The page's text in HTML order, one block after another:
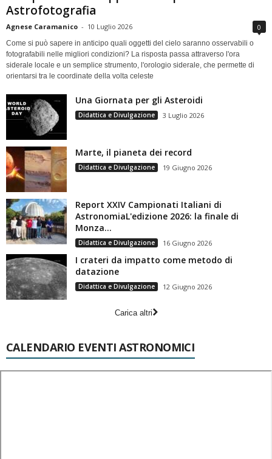
Astrofotografia
Agnese Caramanico - 10 Luglio 2026 0
Come si può sapere in anticipo quali oggetti del cielo saranno osservabili o
fotografabili nelle migliori condizioni? La risposta passa attraverso l'ora
siderale locale e un semplice strumento, l'orologio siderale, che permette di
orientarsi tra le coordinate della volta celeste
Una Giornata per gli Asteroidi
Didattica e Divulgazione 3 Luglio 2026
Marte, il pianeta dei record
Didattica e Divulgazione 19 Giugno 2026
Report XXIV Campionati Italiani di
AstronomiaL'edizione 2026: la finale di
Monza...
Didattica e Divulgazione 16 Giugno 2026
I crateri da impatto come metodo di
datazione
Didattica e Divulgazione 12 Giugno 2026
Carica altri
CALENDARIO EVENTI ASTRONOMICI